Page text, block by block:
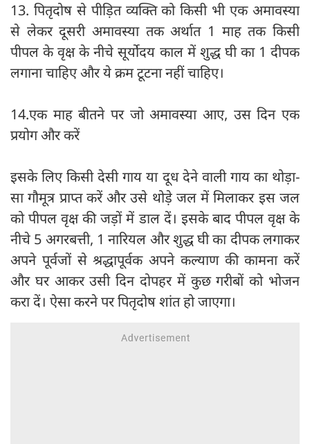
13. पितृदोष से पीड़ित व्यक्ति को किसी भी एक अमावस्या
से लेकर दूसरी अमावस्या तक अर्थात 1 माह तक किसी
पीपल के वृक्ष के नीचे सूर्योदय काल में शुद्ध घी का 1 दीपक
लगाना चाहिए और ये क्रम टूटना नहीं चाहिए।
14.एक माह बीतने पर जो अमावस्या आए, उस दिन एक
प्रयोग और करें
इसके लिए किसी देसी गाय या दूध देने वाली गाय का थोड़ा-
सा गौमूत्र प्राप्त करें और उसे थोड़े जल में मिलाकर इस जल
को पीपल वृक्ष की जड़ों में डाल दें। इसके बाद पीपल वृक्ष के
नीचे 5 अगरबत्ती, 1 नारियल और शुद्ध घी का दीपक लगाकर
अपने पूर्वजों से श्रद्धापूर्वक अपने कल्याण की कामना करें
और घर आकर उसी दिन दोपहर में कुछ गरीबों को भोजन
करा दें। ऐसा करने पर पितृदोष शांत हो जाएगा।